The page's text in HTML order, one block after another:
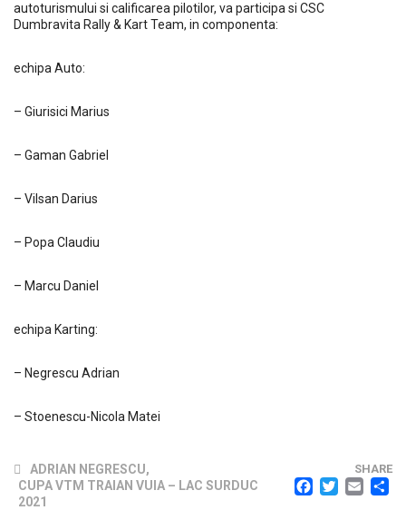
autoturismului si calificarea pilotilor, va participa si CSC
Dumbravita Rally & Kart Team, in componenta:
echipa Auto:
– Giurisici Marius
– Gaman Gabriel
– Vilsan Darius
– Popa Claudiu
– Marcu Daniel
echipa Karting:
– Negrescu Adrian
– Stoenescu-Nicola Matei
ADRIAN NEGRESCU,
CUPA VTM TRAIAN VUIA – LAC SURDUC
2021
SHARE